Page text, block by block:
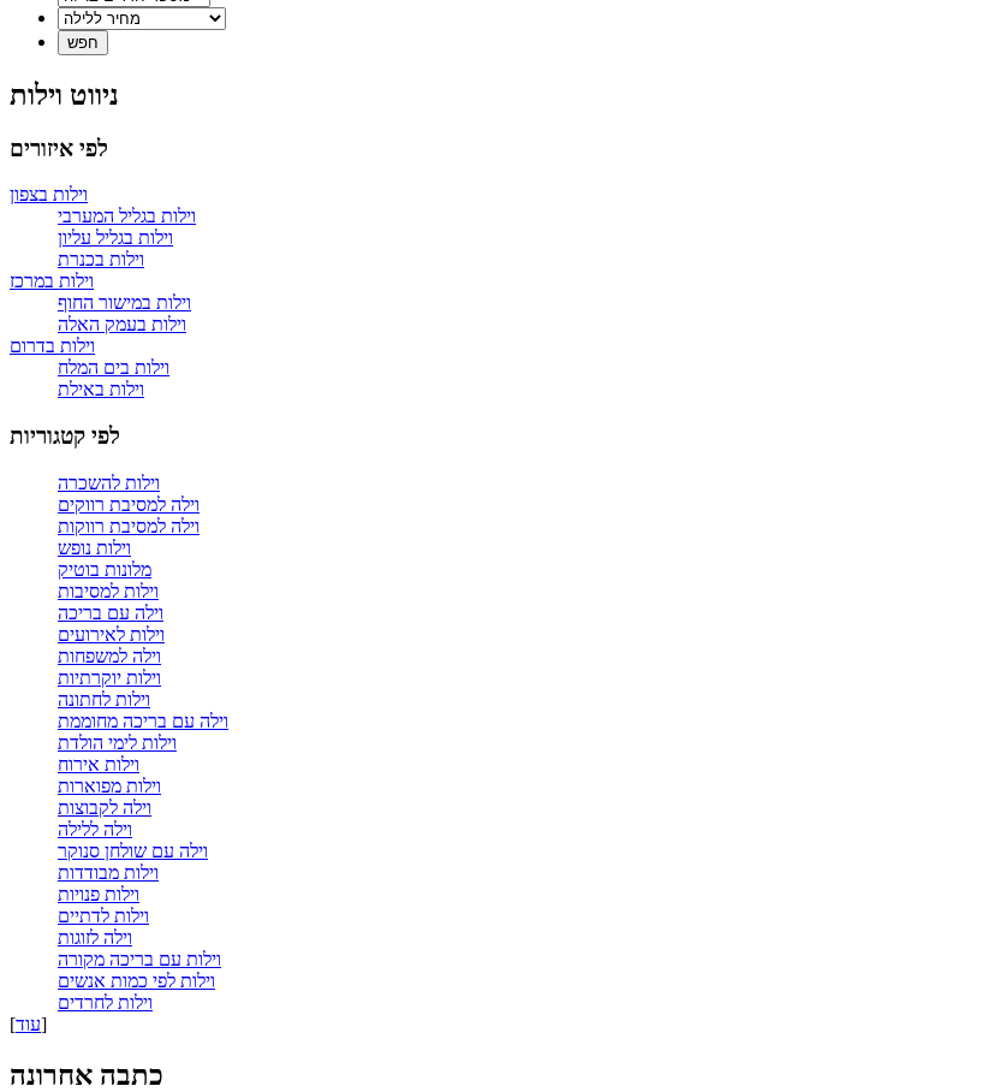
ניווט וילות
לפי איזורים
וילות בצפון
וילות בגליל המערבי
וילות בגליל עליון
וילות בכנרת
וילות במרכז
וילות במישור החוף
וילות בעמק האלה
וילות בדרום
וילות בים המלח
וילות באילת
לפי קטגוריות
וילות להשכרה
וילה למסיבת רווקים
וילה למסיבת רווקות
וילות נופש
מלונות בוטיק
וילות למסיבות
וילה עם בריכה
וילות לאירועים
וילה למשפחות
וילות יוקרתיות
וילות לחתונה
וילה עם בריכה מחוממת
וילות לימי הולדת
וילות אירוח
וילות מפוארות
וילה לקבוצות
וילה ללילה
וילה עם שולחן סנוקר
וילות מבודדות
וילות פנויות
וילות לדתיים
וילה לזוגות
וילות עם בריכה מקורה
וילות לפי כמות אנשים
וילות לחרדים
[עוד]
כתבה אחרונה